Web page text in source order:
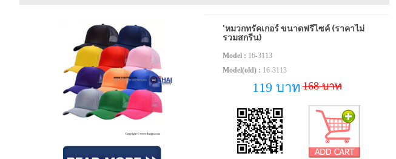
'หมวกทรัคเกอร์ ขนาดฟรีไซค์ (ราคาไม่
รวมสกรีน)
Model : 16-3113
Model(old) : 16-3113
119 บาท 168 บาท